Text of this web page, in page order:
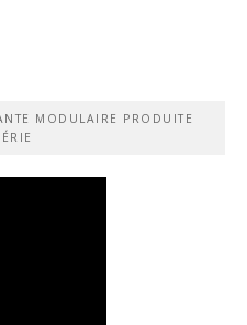
MODULAIRE PRODUITE